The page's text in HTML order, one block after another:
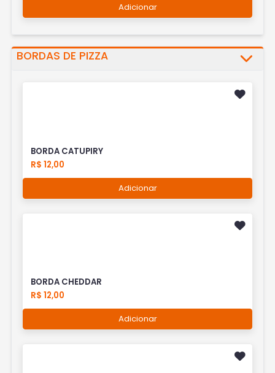
Adicionar
BORDAS DE PIZZA
BORDA CATUPIRY
R$ 12,00
Adicionar
BORDA CHEDDAR
R$ 12,00
Adicionar